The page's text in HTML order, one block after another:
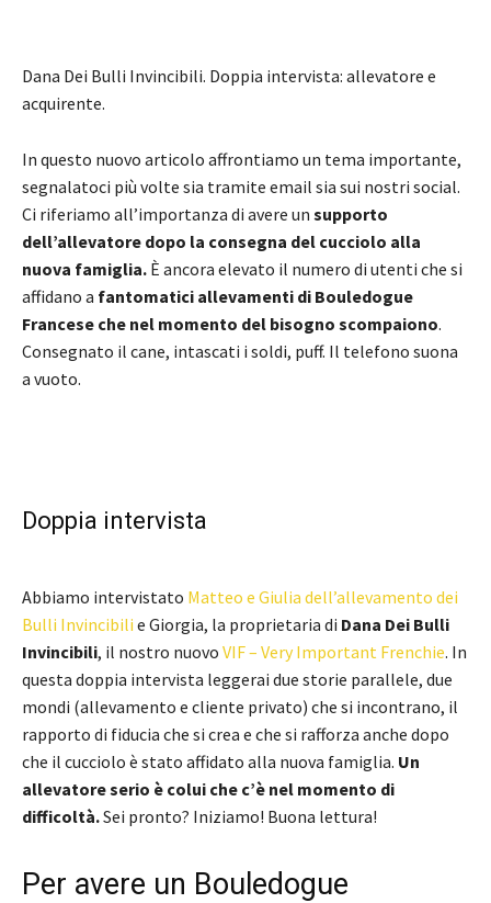
Dana Dei Bulli Invincibili. Doppia intervista: allevatore e
acquirente.
In questo nuovo articolo affrontiamo un tema importante,
segnalatoci più volte sia tramite email sia sui nostri social.
Ci riferiamo all’importanza di avere un supporto
dell’allevatore dopo la consegna del cucciolo alla
nuova famiglia. È ancora elevato il numero di utenti che si
affidano a fantomatici allevamenti di Bouledogue
Francese che nel momento del bisogno scompaiono.
Consegnato il cane, intascati i soldi, puff. Il telefono suona
a vuoto.
Doppia intervista
Abbiamo intervistato Matteo e Giulia dell’allevamento dei
Bulli Invincibili e Giorgia, la proprietaria di Dana Dei Bulli
Invincibili, il nostro nuovo VIF – Very Important Frenchie. In
questa doppia intervista leggerai due storie parallele, due
mondi (allevamento e cliente privato) che si incontrano, il
rapporto di fiducia che si crea e che si rafforza anche dopo
che il cucciolo è stato affidato alla nuova famiglia. Un
allevatore serio è colui che c’è nel momento di
difficoltà.Sei pronto? Iniziamo! Buona lettura!
Per avere un Bouledogue